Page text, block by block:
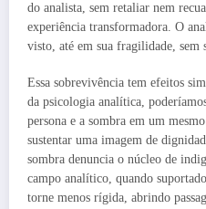
do analista, sem retaliar nem
experiência transformadora. O
visto, até em sua fragilidade, sem
Essa sobrevivência tem efeitos
da psicologia analítica,
persona e a sombra em um
sustentar uma imagem de
sombra denuncia o núcleo de
campo analítico, quando
torne menos rígida, abrindo